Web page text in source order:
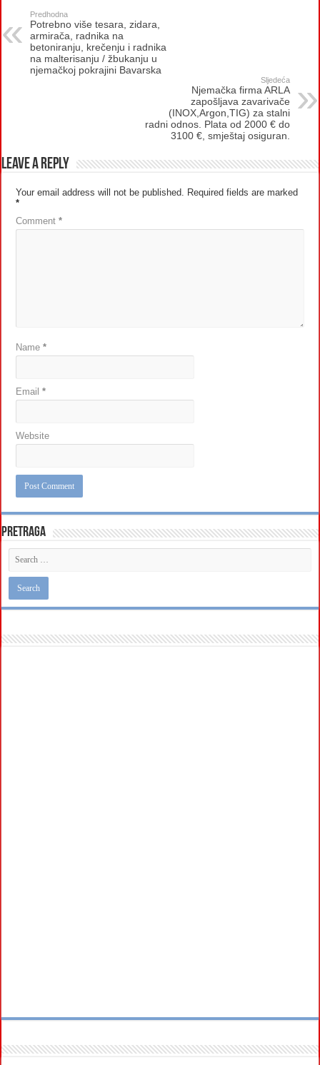
Predhodna
Potrebno više tesara, zidara,
armirača, radnika na
betoniranju, krečenju i radnika
na malterisanju / žbukanju u
njemačkoj pokrajini Bavarska
Sljedeća
Njemačka firma ARLA
zapošljava zavarivače
(INOX,Argon,TIG) za stalni
radni odnos. Plata od 2000 € do
3100 €, smještaj osiguran.
Leave a Reply
Your email address will not be published.
Required fields are marked
*
Comment*
Name*
Email*
Website
Pretraga